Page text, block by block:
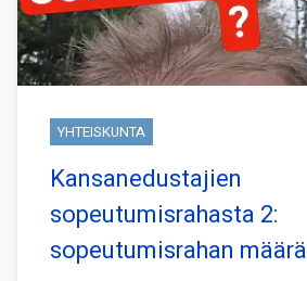
YHTEISKUNTA
Kansanedustajien
sopeutumisrahasta 2:
sopeutumisrahan määrä